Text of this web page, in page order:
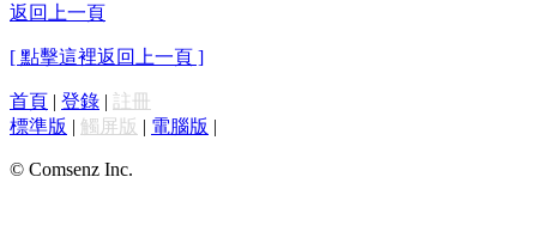
返回上一頁
[ 點擊這裡返回上一頁 ]
首頁 | 登錄 | 註冊
標準版 | 觸屏版 | 電腦版 |
© Comsenz Inc.